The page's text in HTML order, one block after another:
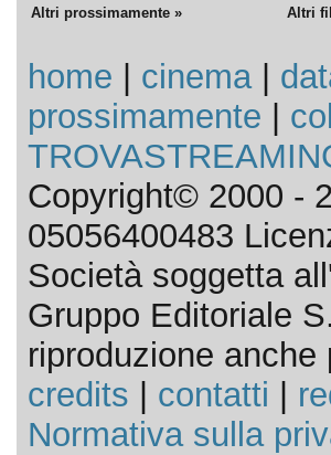
Altri prossimamente » Altri
home cinema|
prossimamente
Copyright© 2000 -
05056400483
Società soggetta
Gruppo Editoriale
riproduzione anche
credits
contatti
Normativa sulla